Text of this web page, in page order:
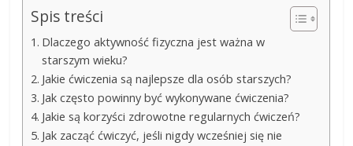
Spis treści
Dlaczego aktywność fizyczna jest ważna w
starszym wieku?
Jakie ćwiczenia są najlepsze dla osób starszych?
Jak często powinny być wykonywane ćwiczenia?
Jakie są korzyści zdrowotne regularnych ćwiczeń?
Jak zacząć ćwiczyć, jeśli nigdy wcześniej się nie